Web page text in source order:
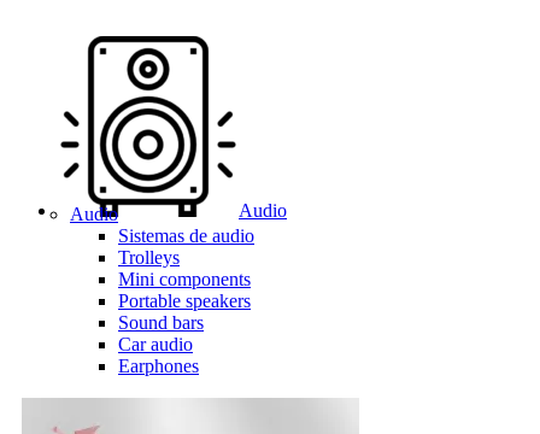
Audio
Audio
Sistemas de audio
Trolleys
Mini components
Portable speakers
Sound bars
Car audio
Earphones